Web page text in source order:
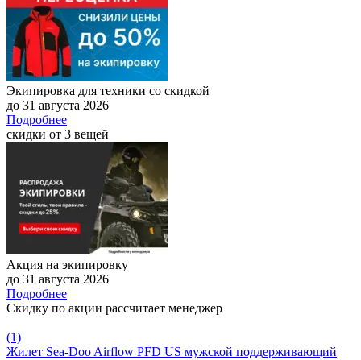
Экипировка для техники со скидкой
до 31 августа 2026
Подробнее
скидки от 3 вещей
Акция на экипировку
до 31 августа 2026
Подробнее
Скидку по акции рассчитает менеджер
(1)
Жилет Sea-Doo Airflow PFD US мужской поддерживающий